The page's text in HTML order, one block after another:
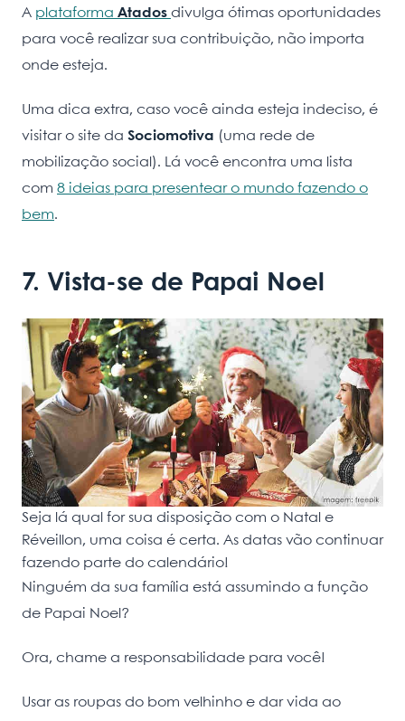
A plataforma Atados divulga ótimas oportunidades
para você realizar sua contribuição, não importa
onde esteja.
Uma dica extra, caso você ainda esteja indeciso, é
visitar o site da Sociomotiva (uma rede de
mobilização social). Lá você encontra uma lista
com 8 ideias para presentear o mundo fazendo o
bem.
7. Vista-se de Papai Noel
Seja lá qual for sua disposição com o Natal e
Réveillon, uma coisa é certa. As datas vão continuar
fazendo parte do calendário!
Ninguém da sua família está assumindo a função
de Papai Noel?
Ora, chame a responsabilidade para você!
Usar as roupas do bom velhinho e dar vida ao